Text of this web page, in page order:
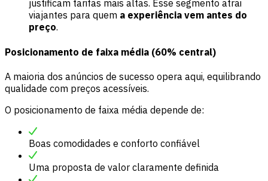
justificam tarifas mais altas. Esse segmento atrai
viajantes para quem a experiência vem antes do
preço.
Posicionamento de faixa média (60% central)
A maioria dos anúncios de sucesso opera aqui, equilibrando
qualidade com preços acessíveis.
O posicionamento de faixa média depende de:
Boas comodidades e conforto confiável
Uma proposta de valor claramente definida